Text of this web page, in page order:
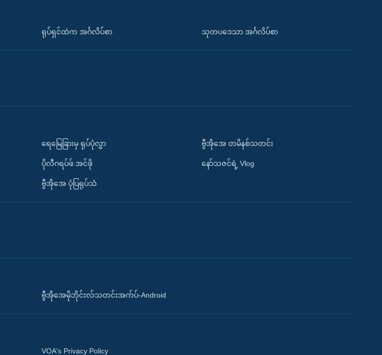
ရုပ်ရှင်ထဲက အင်္ဂလိပ်စာ သုတပဒေသာ အင်္ဂလိပ်စာ
ရေမြေခြားမှ ရုပ်ပုံလွှာ
ပိုလီဂရပ်ဖ်.အင်ဖို
ဗွီအိုအေ ပုံပြရုပ်သံ
ဗွီအိုအေ တမိနစ်သတင်း
နော်သဇင်ရဲ့ Vlog
ဗွီအိုအေမိုဘိုင်းလ်သတင်းအက်ပ်-Android
VOA's Privacy Policy